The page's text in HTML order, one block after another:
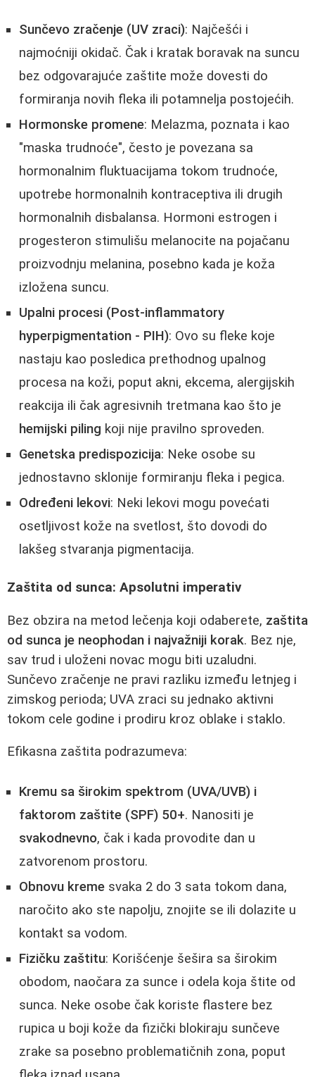
Sunčevo zračenje (UV zraci): Najčešći i
najmoćniji okidač. Čak i kratak boravak na suncu
bez odgovarajuće zaštite može dovesti do
formiranja novih fleka ili potamnelja postojećih.
Hormonske promene: Melazma, poznata i kao
"maska trudnoće", često je povezana sa
hormonalnim fluktuacijama tokom trudnoće,
upotrebe hormonalnih kontraceptiva ili drugih
hormonalnih disbalansa. Hormoni estrogen i
progesteron stimulišu melanocite na pojačanu
proizvodnju melanina, posebno kada je koža
izložena suncu.
Upalni procesi (Post-inflammatory
hyperpigmentation - PIH): Ovo su fleke koje
nastaju kao posledica prethodnog upalnog
procesa na koži, poput akni, ekcema, alergijskih
reakcija ili čak agresivnih tretmana kao što je
hemijski piling koji nije pravilno sproveden.
Genetska predispozicija: Neke osobe su
jednostavno sklonije formiranju fleka i pegica.
Određeni lekovi: Neki lekovi mogu povećati
osetljivost kože na svetlost, što dovodi do
lakšeg stvaranja pigmentacija.
Zaštita od sunca: Apsolutni imperativ
Bez obzira na metod lečenja koji odaberete, zaštita
od sunca je neophodan i najvažniji korak. Bez nje,
sav trud i uloženi novac mogu biti uzaludni.
Sunčevo zračenje ne pravi razliku između letnjeg i
zimskog perioda; UVA zraci su jednako aktivni
tokom cele godine i prodiru kroz oblake i staklo.
Efikasna zaštita podrazumeva:
Kremu sa širokim spektrom (UVA/UVB) i
faktorom zaštite (SPF) 50+. Nanositi je
svakodnevno, čak i kada provodite dan u
zatvorenom prostoru.
Obnovu kreme svaka 2 do 3 sata tokom dana,
naročito ako ste napolju, znojite se ili dolazite u
kontakt sa vodom.
Fizičku zaštitu: Korišćenje šešira sa širokim
obodom, naočara za sunce i odela koja štite od
sunca. Neke osobe čak koriste flastere bez
rupica u boji kože da fizički blokiraju sunčeve
zrake sa posebno problematičnih zona, poput